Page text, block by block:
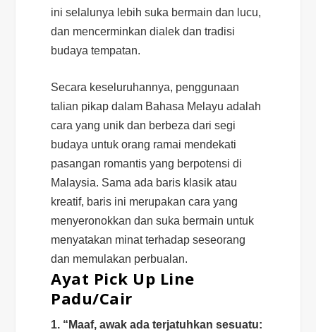
ini selalunya lebih suka bermain dan lucu,
dan mencerminkan dialek dan tradisi
budaya tempatan.
Secara keseluruhannya, penggunaan
talian pikap dalam Bahasa Melayu adalah
cara yang unik dan berbeza dari segi
budaya untuk orang ramai mendekati
pasangan romantis yang berpotensi di
Malaysia. Sama ada baris klasik atau
kreatif, baris ini merupakan cara yang
menyeronokkan dan suka bermain untuk
menyatakan minat terhadap seseorang
dan memulakan perbualan.
Ayat Pick Up Line
Padu/Cair
1. “Maaf, awak ada terjatuhkan sesuatu: